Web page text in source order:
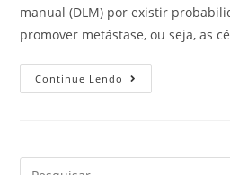
manual (DLM) por existir
promover metástase, ou seja, as
Continue Lendo